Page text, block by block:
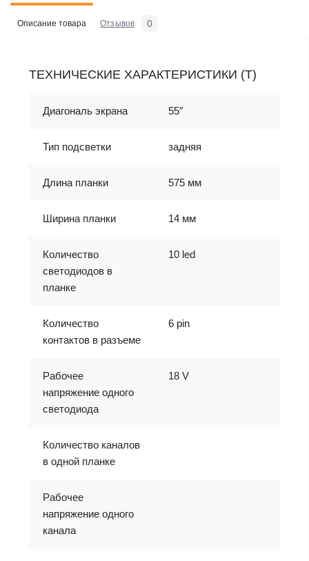
Описание товара Отзывов 0
ТЕХНИЧЕСКИЕ ХАРАКТЕРИСТИКИ (T)
Диагональ экрана 55″
Тип подсветки задняя
Длина планки 575 мм
Ширина планки 14 мм
Количество
светодиодов в
планке
10 led
Количество
контактов в разъеме
6 pin
Рабочее
напряжение одного
светодиода
18 V
Количество каналов
в одной планке
Рабочее
напряжение одного
канала